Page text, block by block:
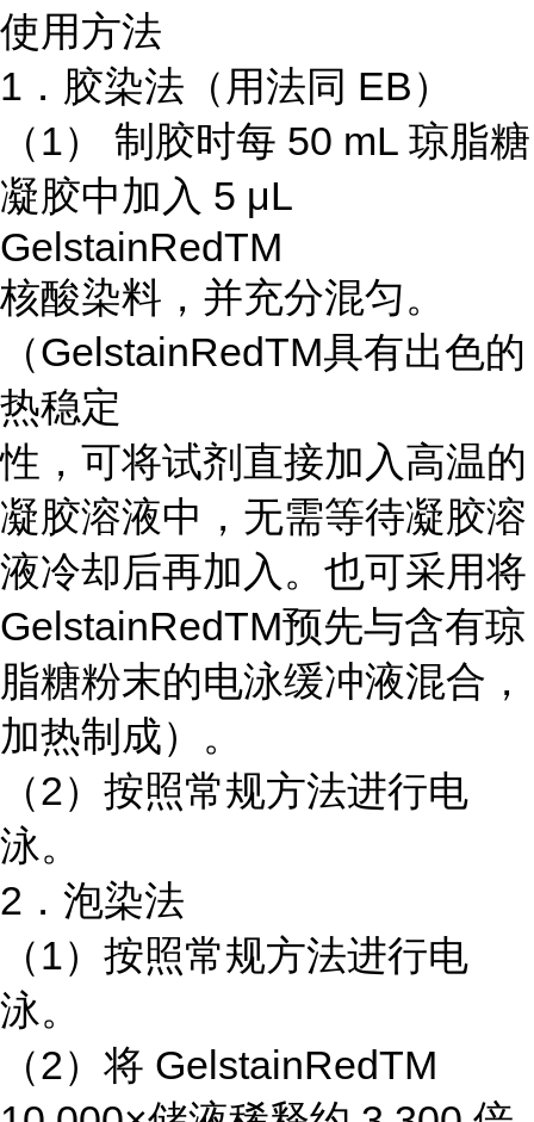
使用方法
1．胶染法（用法同 EB）
（1） 制胶时每 50 mL 琼脂糖
凝胶中加入 5 μL
GelstainRedTM
核酸染料，并充分混匀。
（GelstainRedTM具有出色的
热稳定
性，可将试剂直接加入高温的
凝胶溶液中，无需等待凝胶溶
液冷却后再加入。也可采用将
GelstainRedTM预先与含有琼
脂糖粉末的电泳缓冲液混合，
加热制成）。
（2）按照常规方法进行电
泳。
2．泡染法
（1）按照常规方法进行电
泳。
（2）将 GelstainRedTM